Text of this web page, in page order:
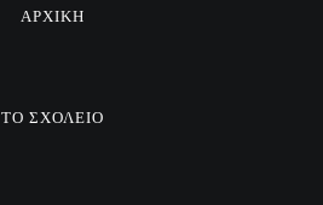
ΑΡΧΙΚΗ
ΤΟ ΣΧΟΛΕΙΟ